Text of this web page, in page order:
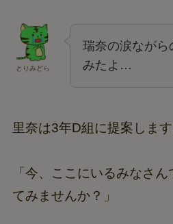
とりみどら
瑞奈の涙なが
みたよ…
里奈は3年D組に提案します
「今、ここにいるみなさ
てみませんか？」